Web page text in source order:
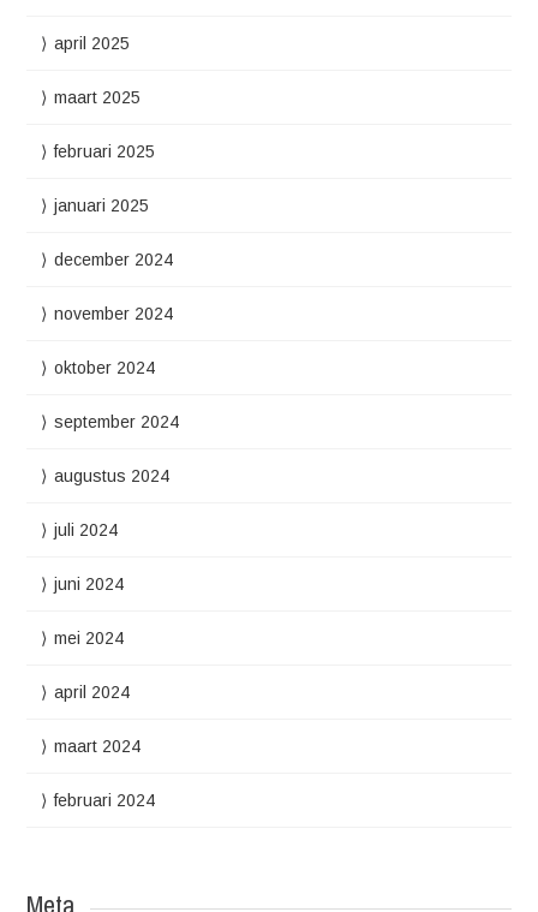
april 2025
maart 2025
februari 2025
januari 2025
december 2024
november 2024
oktober 2024
september 2024
augustus 2024
juli 2024
juni 2024
mei 2024
april 2024
maart 2024
februari 2024
Meta